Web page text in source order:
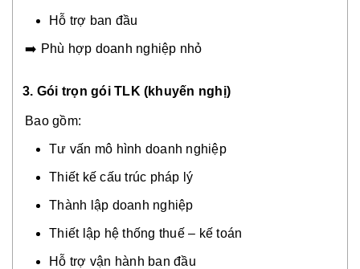
Hỗ trợ ban đầu
➡️ Phù hợp doanh nghiệp nhỏ
3. Gói trọn gói TLK (khuyến nghị)
Bao gồm:
Tư vấn mô hình doanh nghiệp
Thiết kế cấu trúc pháp lý
Thành lập doanh nghiệp
Thiết lập hệ thống thuế – kế toán
Hỗ trợ vận hành ban đầu